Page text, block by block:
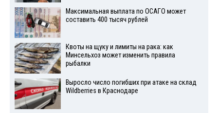
Максимальная выплата по ОСАГО может
составить 400 тысяч рублей
Квоты на щуку и лимиты на рака: как
Минсельхоз может изменить правила
рыбалки
Выросло число погибших при атаке на склад
Wildberries в Краснодаре